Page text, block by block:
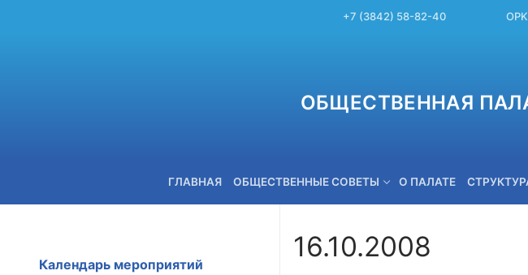
+7 (3842) 58-82-40
ОБЩЕСТВЕННАЯ
ГЛАВНАЯ ОБЩЕСТВЕННЫЕ СОВЕТЫ О ПАЛАТЕ
16.10.2008
Календарь мероприятий